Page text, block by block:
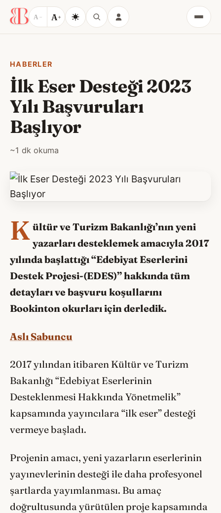
A − A+
Menü
HABERLER
İlk Eser Desteği 2023
Yılı Başvuruları
Başlıyor
~1 dk okuma
K ültür ve Turizm Bakanlığı’nın yeni
yazarları desteklemek amacıyla 2017
yılında başlattığı “Edebiyat Eserlerini
Destek Projesi-(EDES)” hakkında tüm
detayları ve başvuru koşullarını
Bookinton okurları için derledik.
Aslı Sabuncu
2017 yılından itibaren Kültür ve Turizm
Bakanlığı “Edebiyat Eserlerinin
Desteklenmesi Hakkında Yönetmelik”
kapsamında yayıncılara “ilk eser” desteği
vermeye başladı.
Projenin amacı, yeni yazarların eserlerinin
yayınevlerinin desteği ile daha profesyonel
şartlarda yayımlanması. Bu amaç
doğrultusunda yürütülen proje kapsamında